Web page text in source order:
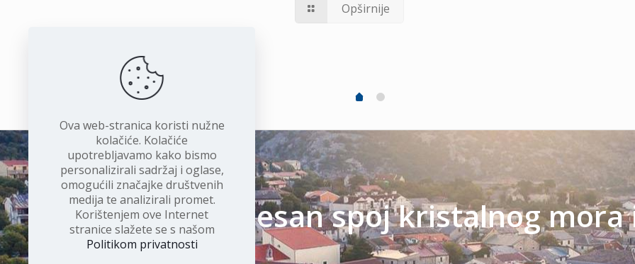
Opširnije
Čudesan spoj kristalnog
Ova web-stranica koristi nužne
kolačiće. Kolačiće
upotrebljavamo kako bismo
personalizirali sadržaj i oglase,
omogućili značajke društvenih
medija te analizirali promet.
Korištenjem ove Internet
stranice slažete se s našom
Politikom privatnosti